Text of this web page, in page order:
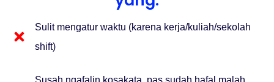
Sulit mengatur waktu (karena kerja/kuliah/sekolah
shift)
Susah ngafalin kosakata, pas sudah hafal malah